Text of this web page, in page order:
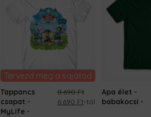
Tervezd meg a sajátod
Tappancs
csapat -
MyLife
8.690Ft
Original
6.690 FtCurrent
-tól
Apa élet -
babakocsi